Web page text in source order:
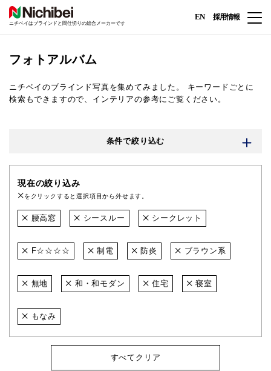
ニチベイはブラインドと間仕切りの総合メーカーです
EN 採用情報
フォトアルバム
ニチベイのブラインド写真を集めてみました。
キーワードごとに
検索もできますので、インテリアの参考にご覧ください。
条件で絞り込む
現在の絞り込み
をクリックすると選択項目から外せます。
腰高窓 シースルー シークレット
F☆☆☆☆ 制電 防炎 ブラウン系
無地 和・和モダン 住宅 寝室
もなみ
すべてクリア